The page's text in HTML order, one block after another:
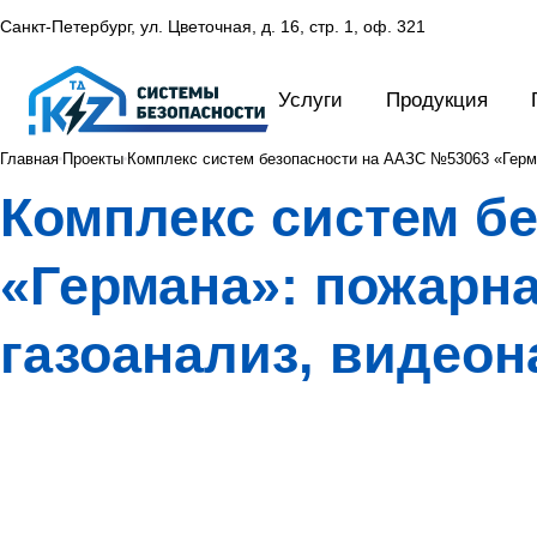
Санкт-Петербург, ул. Цветочная, д. 16, стр. 1, оф. 321
Услуги Продукция
Главная Проекты Комплекс систем безопасности на ААЗС №53063
Комплекс систем
«Германа»:
газоанализ,